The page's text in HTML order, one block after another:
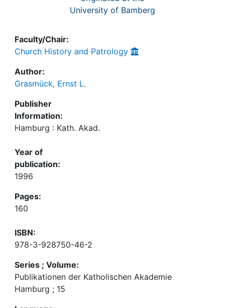
University of Bamberg
Faculty/Chair:
Church History and Patrology
Author:
Grasmück, Ernst L.
Publisher
Information:
Hamburg : Kath. Akad.
Year of
publication:
1996
Pages:
160
ISBN:
978-3-928750-46-2
Series ; Volume:
Publikationen der Katholischen Akademie
Hamburg ; 15